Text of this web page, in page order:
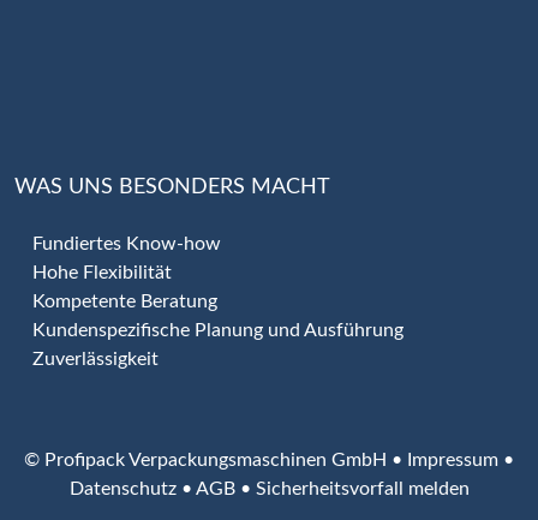
WAS UNS BESONDERS MACHT
Fundiertes Know-how
Hohe Flexibilität
Kompetente Beratung
Kundenspezifische Planung und Ausführung
Zuverlässigkeit
© Profipack Verpackungsmaschinen GmbH • Impressum •
Datenschutz• AGB • Sicherheitsvorfall melden